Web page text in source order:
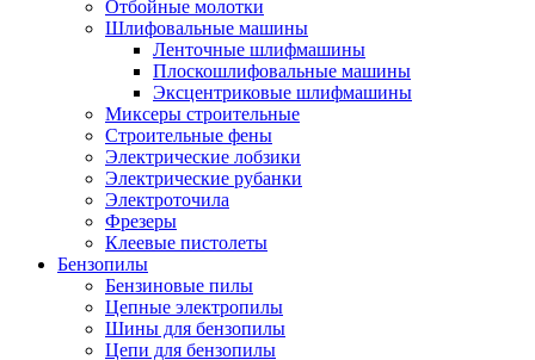
Отбойные молотки
Шлифовальные машины
Ленточные шлифмашины
Плоскошлифовальные машины
Эксцентриковые шлифмашины
Миксеры строительные
Строительные фены
Электрические лобзики
Электрические рубанки
Электроточила
Фрезеры
Клеевые пистолеты
Бензопилы
Бензиновые пилы
Цепные электропилы
Шины для бензопилы
Цепи для бензопилы